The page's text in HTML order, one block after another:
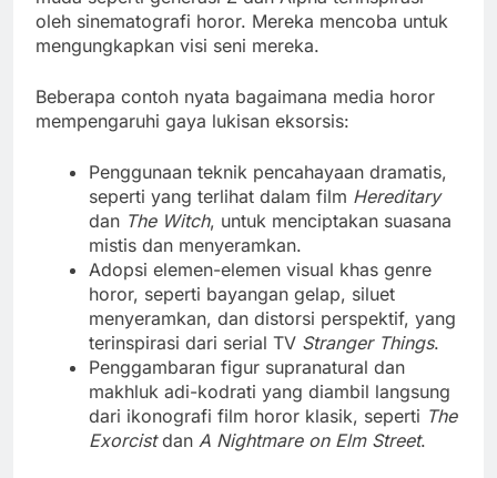
oleh sinematografi horor. Mereka mencoba untuk
mengungkapkan visi seni mereka.
Beberapa contoh nyata bagaimana media horor
mempengaruhi gaya lukisan eksorsis:
Penggunaan teknik pencahayaan dramatis,
seperti yang terlihat dalam film Hereditary
dan The Witch, untuk menciptakan suasana
mistis dan menyeramkan.
Adopsi elemen-elemen visual khas genre
horor, seperti bayangan gelap, siluet
menyeramkan, dan distorsi perspektif, yang
terinspirasi dari serial TV Stranger Things.
Penggambaran figur supranatural dan
makhluk adi-kodrati yang diambil langsung
dari ikonografi film horor klasik, seperti The
Exorcistdan A Nightmare on Elm Street.